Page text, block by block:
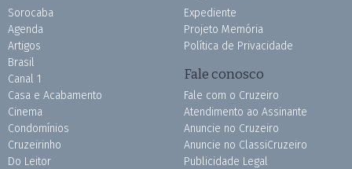
Sorocaba
Agenda
Artigos
Brasil
Canal 1
Casa e Acabamento
Cinema
Condomínios
Cruzeirinho
Do Leitor
Expediente
Projeto Memória
Política de Privacidade
Fale conosco
Fale com o Cruzeiro
Atendimento ao Assinante
Anuncie no Cruzeiro
Anuncie no ClassiCruzeiro
Publicidade Legal